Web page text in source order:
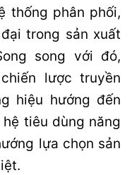
thống phân phối,
trong sản xuất
song với đó,
lược truyền
hiệu hướng đến
tiêu dùng năng
lựa chọn sản